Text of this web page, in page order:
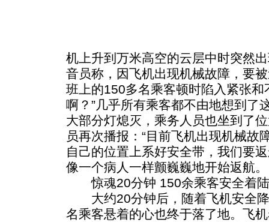
机上升到万米高空的云层中时突然
音员称，因飞机出现机械故障，要
班上的150多名乘客顿时陷入紧张和
啊？”几乎所有乘客都不由地想到了
大部分灯熄灭，乘务人员也坐到了
员再次播报：“目前飞机出现机械故
自己的位置上系好安全带，我们要
像一个病人一样颤巍巍地开始返航。
惊魂20分钟 150余乘客安全着陆
大约20分钟后，随着飞机安全降
名乘客悬着的心也终于落了地。飞